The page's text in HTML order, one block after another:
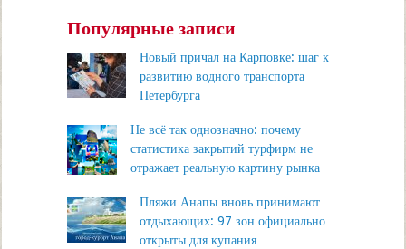
Популярные записи
Новый причал на Карповке: шаг к
развитию водного транспорта
Петербурга
Не всё так однозначно: почему
статистика закрытий турфирм не
отражает реальную картину рынка
Пляжи Анапы вновь принимают
отдыхающих: 97 зон официально
открыты для купания